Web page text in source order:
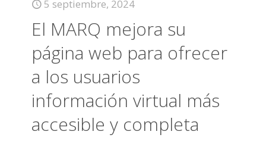
5 septiembre, 2024
El MARQ mejora su
página web para ofrecer
a los usuarios
información virtual más
accesible y completa